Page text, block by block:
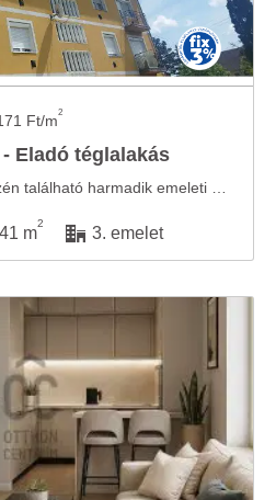
Ft/m2
Eladó téglalakás
41 m
2
3. emelet